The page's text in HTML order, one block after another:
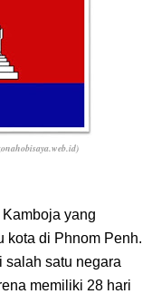
yang
kota di Phnom Penh.
salah satu negara
memiliki 28 hari